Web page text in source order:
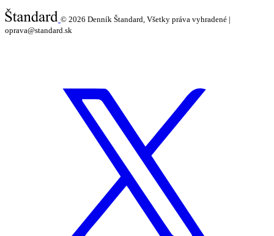
© 2026 Denník Štandard, Všetky práva vyhradené |
oprava@standard.sk